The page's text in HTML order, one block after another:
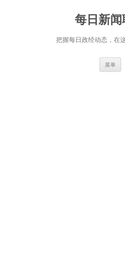
每日新
把握每日政经动态，在
菜单